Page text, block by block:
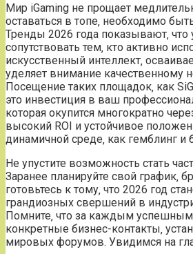
Мир iGaming не прощает
оставаться в топе‚ необходимо
Тренды 2026 года показывают‚ что
сопутствовать тем‚ кто активно
искусственный интеллект‚
уделяет внимание качественному
Посещение таких площадок‚ как
это инвестиция в ваш
которая окупится многократно
высокий ROI и устойчивое
динамичной среде‚ как гемблинг и
Не упустите возможность стать
Заранее планируйте свой график‚
готовьтесь к тому‚ что 2026 год
грандиозных свершений в
Помните‚ что за каждым успешным
конкретные бизнес-контакты‚
мировых форумов. Увидимся на